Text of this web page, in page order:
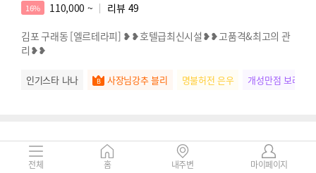
16% 110,000 ~ 리뷰 49
김포 구래동 [엘르테라피] ❥❥호텔급최신시설❥❥고품격&최고의 관
리❥❥
인기스타 나나 사장님강추 블리 명불허전 은우 개성만점 보라
전체 홈 내주변 마이페이지